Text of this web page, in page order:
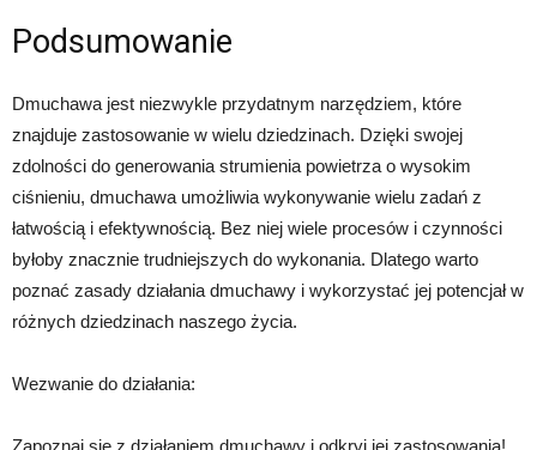
Podsumowanie
Dmuchawa jest niezwykle przydatnym narzędziem, które
znajduje zastosowanie w wielu dziedzinach. Dzięki swojej
zdolności do generowania strumienia powietrza o wysokim
ciśnieniu, dmuchawa umożliwia wykonywanie wielu zadań z
łatwością i efektywnością. Bez niej wiele procesów i czynności
byłoby znacznie trudniejszych do wykonania. Dlatego warto
poznać zasady działania dmuchawy i wykorzystać jej potencjał w
różnych dziedzinach naszego życia.
Wezwanie do działania:
Zapoznaj się z działaniem dmuchawy i odkryj jej zastosowania!